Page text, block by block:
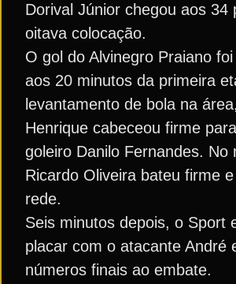
Dorival Júnior chegou aos 34
oitava colocação.
O gol do Alvinegro Praiano
aos 20 minutos da primeira
levantamento de bola na
Henrique cabeceou firme
goleiro Danilo Fernandes. No
Ricardo Oliveira bateu firme
rede.
Seis minutos depois, o Sport
placar com o atacante André
números finais ao embate.